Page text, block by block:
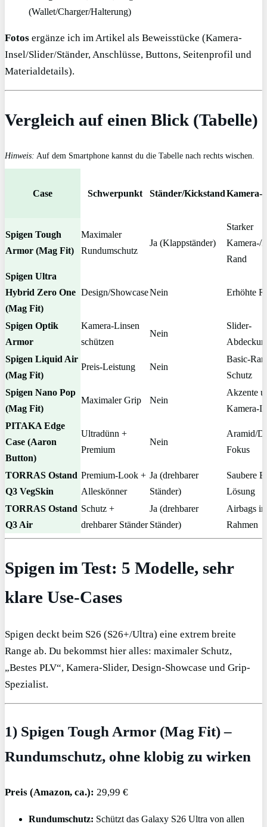
(Wallet/Charger/Halterung)
Fotos ergänze ich im Artikel als Beweisstücke (Kamera-
Insel/Slider/Ständer, Anschlüsse, Buttons, Seitenprofil und
Materialdetails).
Vergleich auf einen Blick (Tabelle)
Hinweis: Auf dem Smartphone kannst du die Tabelle nach rechts wischen.
Case Schwerpunkt Ständer/KickstandKamera-
Spigen Tough
Armor (Mag Fit)
Maximaler
Rundumschutz
Ja (Klappständer)
Starker
Kamera-/
Rand
Spigen Ultra
Hybrid Zero One
(Mag Fit)
Design/ShowcaseNein Erhöhte
Spigen Optik
Armor
Kamera-Linsen
schützen
Nein
Slider-
Spigen Liquid Air
(Mag Fit)
Preis-Leistung Nein
Basic-
Schutz
Spigen Nano Pop
(Mag Fit)
Maximaler Grip Nein
Akzente
Kamera-
PITAKA Edge
Case (Aaron
Button)
Ultradünn +
Premium
Nein
Aramid/
Fokus
TORRAS Ostand
Q3 VegSkin
Premium-Look +
Alleskönner
Ja (drehbarer
Ständer)
Saubere
Lösung
TORRAS Ostand
Q3 Air
Schutz +
drehbarer Ständer
Ja (drehbarer
Ständer)
Airbags
Rahmen
Spigen im Test: 5 Modelle, sehr
klare Use-Cases
Spigen deckt beim S26 (S26+/Ultra) eine extrem breite
Range ab. Du bekommst hier alles: maximaler Schutz,
„Bestes PLV“, Kamera-Slider, Design-Showcase und Grip-
Spezialist.
1) Spigen Tough Armor (Mag Fit) –
Rundumschutz, ohne klobig zu wirken
Preis (Amazon, ca.): 29,99 €
Rundumschutz: Schützt das Galaxy S26 Ultra von allen